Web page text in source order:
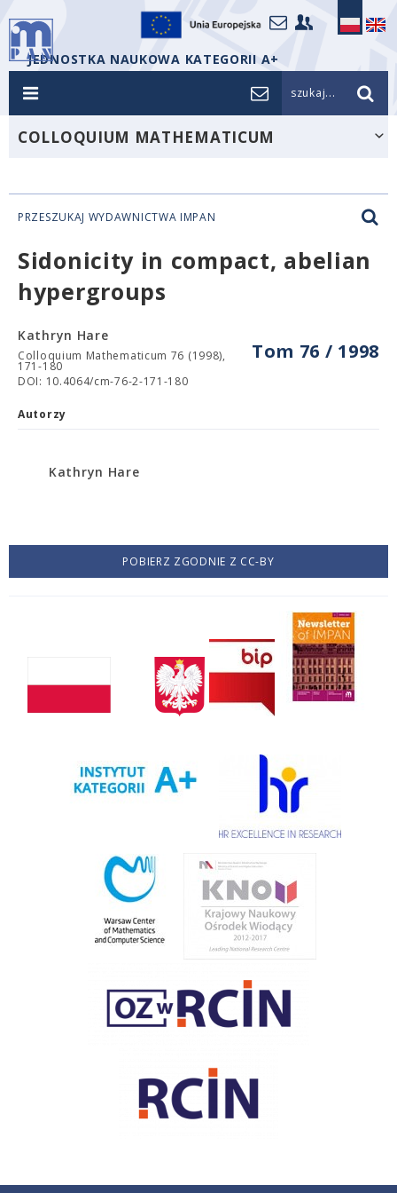
JEDNOSTKA NAUKOWA KATEGORII A+
szukaj...
COLLOQUIUM MATHEMATICUM
PRZESZUKAJ WYDAWNICTWA IMPAN
Sidonicity in compact, abelian
hypergroups
Tom 76 / 1998
Kathryn Hare
Colloquium Mathematicum 76 (1998),
171-180
DOI: 10.4064/cm-76-2-171-180
Autorzy
Kathryn Hare
POBIERZ ZGODNIE Z CC-BY